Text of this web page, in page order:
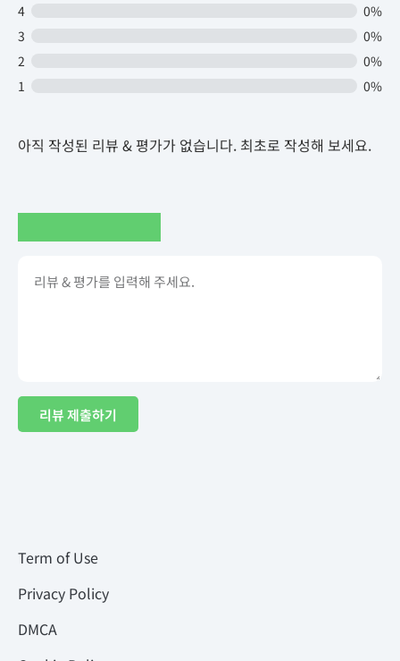
4
0%
3
0%
2
0%
1
0%
아직 작성된 리뷰 & 평가가 없습니다. 최초로 작성해 보세요.
리뷰 제출하기
Term of Use
Privacy Policy
DMCA